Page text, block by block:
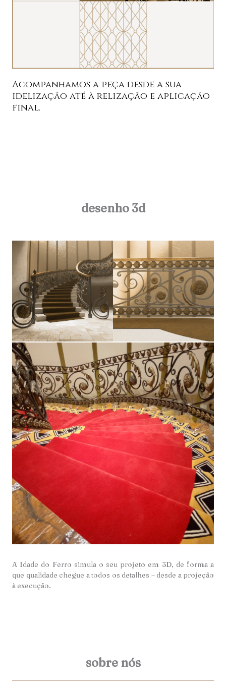
Acompanhamos a peça desde a sua
idelização até à relização e aplicação
final.
A Idade do Ferro simula o seu projeto em 3D, de forma a
que qualidade chegue a todos os detalhes – desde a projeção
à execução.
desenho 3d
sobre nós